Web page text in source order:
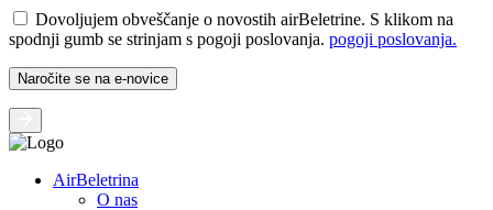
Dovoljujem obveščanje o novostih airBeletrine. S klikom na
spodnji gumb se strinjam s pogoji poslovanja. pogoji poslovanja.
AirBeletrina
O nas